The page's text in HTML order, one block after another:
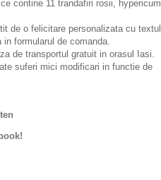
contine 11 trandafiri rosii, hypericum
de o felicitare personalizata cu textul
formularul de comanda.
de transportul gratuit in orasul Iasi.
suferi mici modificari in functie de